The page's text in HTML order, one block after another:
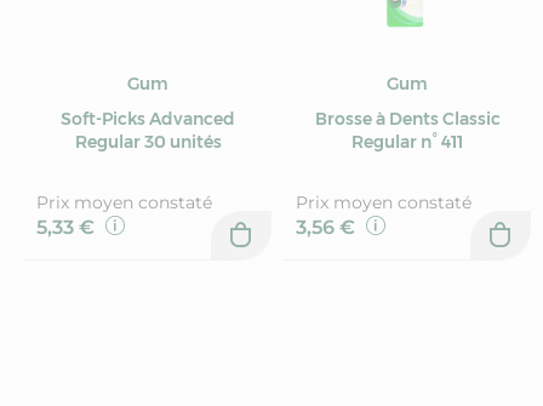
Gum
Soft-Picks Advanced
Regular 30 unités
Prix moyen constaté
5,33 €
Gum
Brosse à Dents Classic
Regular n° 411
Prix moyen constaté
3,56 €